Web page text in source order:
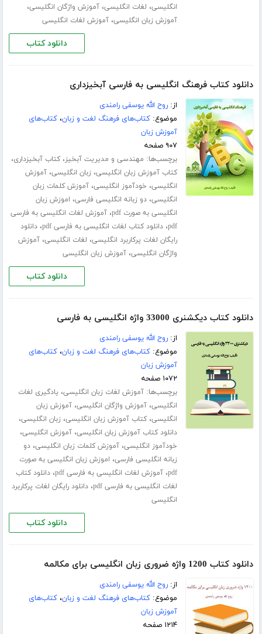
انگلیسی، لغات انگلیسی،آموزش واژگان انگلیسی،
آموزش زبان انگلیسی،آموزش لغات انگلیسی
دانلود کتاب
دانلود کتاب فرهنگ انگلیسی به فارسی آبخیزداری
از:روح الله یوسفی رامندی
موضوع:کتاب‌های فرهنگ لغت و زبان،کتاب‌های
آموزش زبان
۹۰۷ صفحه
برچسب‌ها: مهندسی و مدیریت آبخیز،کتاب آبخیزداری،
کتاب آموزش زبان انگلیسی، زبان انگلیسی،آموزش
انگلیسی، خودآموز انگلیسی،آموزش کلمات زبان
انگلیسی،دو زبانه انگلیسی فارسی، اموزش زبان
انگلیسی به صورت pdf
،آموزش لغات انگلیسی به فارسی
pdf،دانلود کتاب لغات انگلیسی به فارسی pdf ،دانلود
رایگان لغات پرکاربرد انگلیسی، لغات انگلیسی،آموزش
واژگان انگلیسی،آموزش زبان انگلیسی
دانلود کتاب
دانلود کتاب دیکشنری 33000 واژه انگلیسی به فارسی
از:روح الله یوسفی رامندی
موضوع:کتاب‌های فرهنگ لغت و زبان،کتاب‌های
آموزش زبان
۱۰۷۲ صفحه
برچسب‌ها:آموزش لغات زبان انگلیسی، یادگیری لغات
انگلیسی،آموزش واژگان انگلیسی،آموزش زبان
انگلیسی،کتاب آموزش زبان انگلیسی، زبان انگلیسی،
دانلود کتاب آموزش زبان انگلیسی،آموزش انگلیسی،
خودآموز انگلیسی،آموزش کلمات زبان انگلیسی،دو
زبانه انگلیسی فارسی، اموزش زبان انگلیسی به صورت
pdf،آموزش لغات انگلیسی به فارسی pdf ،دانلود کتاب
لغات انگلیسی به فارسی pdf
،دانلود رایگان لغات پرکاربرد
انگلیسی
دانلود کتاب
دانلود کتاب 1200 واژه ضروری زبان انگلیسی برای مکالمه
از:روح الله یوسفی رامندی
موضوع:کتاب‌های فرهنگ لغت و زبان،کتاب‌های
آموزش زبان
۱۲۱۴ صفحه